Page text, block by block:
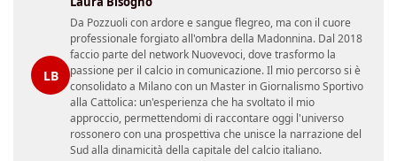
LB
Da Pozzuoli con ardore e sangue flegreo, ma con il cuore
professionale forgiato all'ombra della Madonnina. Dal 2018
faccio parte del network Nuovevoci, dove trasformo la
passione per il calcio in comunicazione. Il mio percorso si è
consolidato a Milano con un Master in Giornalismo Sportivo
alla Cattolica: un'esperienza che ha svoltato il mio
approccio, permettendomi di raccontare oggi l'universo
rossonero con una prospettiva che unisce la narrazione del
Sud alla dinamicità della capitale del calcio italiano.